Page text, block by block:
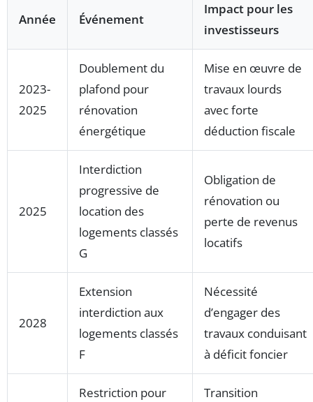
Année Événement
Impact pour les
investisseurs
2023-
2025
Doublement du
plafond pour
rénovation
énergétique
Mise en œuvre de
travaux lourds
avec forte
déduction fiscale
2025
Interdiction
progressive de
location des
logements classés
G
Obligation de
rénovation ou
perte de revenus
locatifs
2028
Extension
interdiction aux
logements classés
F
Nécessité
d’engager des
travaux conduisant
à déficit foncier
Restriction pour
Transition